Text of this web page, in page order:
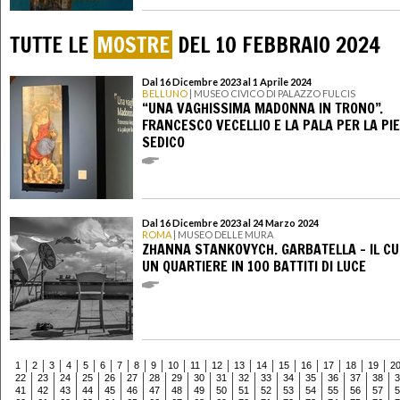
TUTTE LE MOSTRE DEL 10 FEBBRAIO 2024
Dal 16 Dicembre 2023 al 1 Aprile 2024
BELLUNO | MUSEO CIVICO DI PALAZZO FULCIS
“UNA VAGHISSIMA MADONNA IN TRONO”.
FRANCESCO VECELLIO E LA PALA PER LA
SEDICO
Dal 16 Dicembre 2023 al 24 Marzo 2024
ROMA | MUSEO DELLE MURA
ZHANNA STANKOVYCH. GARBATELLA – IL
UN QUARTIERE IN 100 BATTITI DI LUCE
1 2 3 4 5 6 7 8 9 10 11 12 13 14 15 16 17 18 19
20
22
23 24 25 26 27 28 29 30 31 32 33 34 35 36 37 38
41
42 43 44 45 46 47 48 49 50 51 52 53 54 55 56 57